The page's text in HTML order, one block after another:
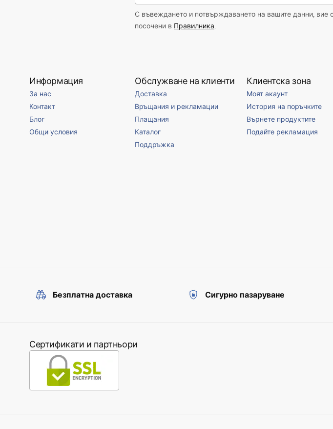
С въвеждането и потвърждаването на вашите данни, вие
посочени в Правилника.
Информация
За нас
Контакт
Блог
Общи условия
Обслужване на клиенти
Доставка
Връщания и рекламации
Плащания
Каталог
Поддръжка
Клиентска зона
Моят акаунт
История на поръчките
Върнете продуктите
Подайте рекламация
Безплатна доставка Сигурно пазаруване
Сертификати и партньори